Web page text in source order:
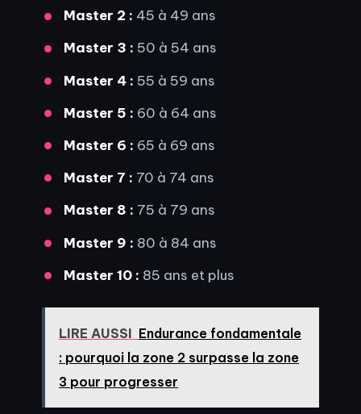
Master 2 : 45 à 49 ans
Master 3 : 50 à 54 ans
Master 4 : 55 à 59 ans
Master 5 : 60 à 64 ans
Master 6 : 65 à 69 ans
Master 7 : 70 à 74 ans
Master 8 : 75 à 79 ans
Master 9 : 80 à 84 ans
Master 10 : 85 ans et plus
LIRE AUSSI Endurance fondamentale
: pourquoi la zone 2 surpasse la zone
3 pour progresser